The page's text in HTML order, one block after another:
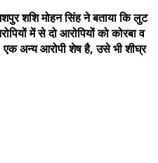
शशि मोहन सिंह ने बताया कि लुट
में से दो आरोपियों को कोरबा व
अन्य आरोपी शेष है, उसे भी शीघ्र